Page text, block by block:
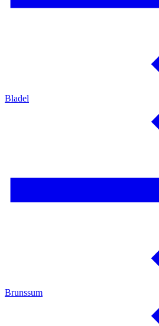
Bladel
Brunssum